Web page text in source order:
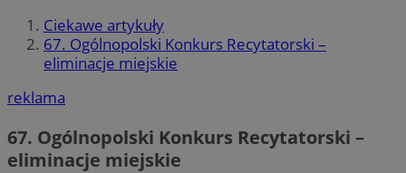
Ciekawe artykuły
67. Ogólnopolski Konkurs Recytatorski –
eliminacje miejskie
reklama
67. Ogólnopolski Konkurs Recytatorski –
eliminacje miejskie